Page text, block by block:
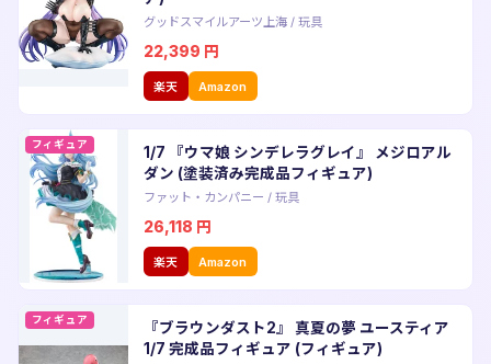
グッドスマイルアーツ上海/ 玩具
22,399 円
楽天 Amazon
フィギュア
1/7 『ウマ娘 シンデレラグレイ』 メジロアル
ダン (塗装済み完成品フィギュア)
ファット・カンパニー / 玩具
26,118 円
楽天 Amazon
フィギュア
『ブラウンダスト2』 真夏の夢 ユースティア
1/7 完成品フィギュア (フィギュア)